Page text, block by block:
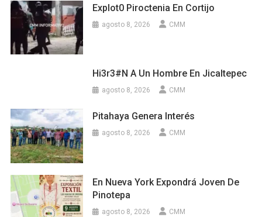
Explot0 Piroctenia En Cortijo
agosto 8, 2026 CMM
Hi3r3#n A Un Hombre En Jicaltepec
agosto 8, 2026 CMM
Pitahaya Genera Interés
agosto 8, 2026 CMM
En Nueva York Expondrá Joven De
Pinotepa
agosto 8, 2026 CMM